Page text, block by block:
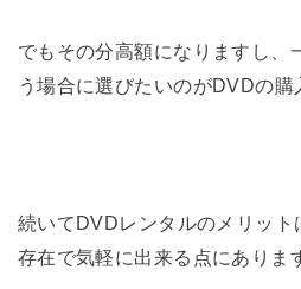
でもその分高額になりますし、
う場合に選びたいのがDVDの購
続いてDVDレンタルのメリット
存在で気軽に出来る点にありま